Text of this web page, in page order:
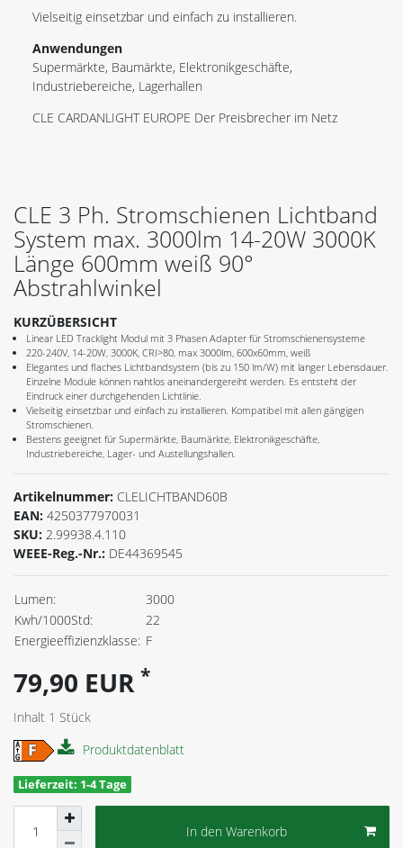
Vielseitig einsetzbar und einfach zu installieren.
Anwendungen
Supermärkte, Baumärkte, Elektronikgeschäfte,
Industriebereiche, Lagerhallen
CLE CARDANLIGHT EUROPE Der Preisbrecher im Netz
CLE 3 Ph. Stromschienen Lichtband
System max. 3000lm 14-20W 3000K
Länge 600mm weiß 90°
Abstrahlwinkel
KURZÜBERSICHT
Linear LED Tracklight Modul mit 3 Phasen Adapter für Stromschienensysteme
220-240V, 14-20W, 3000K, CRI>80, max 3000lm, 600x60mm, weiß
Elegantes und flaches Lichtbandsystem (bis zu 150 lm/W) mit langer Lebensdauer.
Einzelne Module können nahtlos aneinandergereiht werden. Es entsteht der
Eindruck einer durchgehenden Lichtlinie.
Vielseitig einsetzbar und einfach zu installieren. Kompatibel mit allen gängigen
Stromschienen.
Bestens geeignet für Supermärkte, Baumärkte, Elektronikgeschäfte,
Industriebereiche, Lager- und Austellungshallen.
Artikelnummer: CLELICHTBAND60B
EAN: 4250377970031
SKU: 2.99938.4.110
WEEE-Reg.-Nr.: DE44369545
Lumen:
3000
Kwh/1000Std:
22
Energieeffizienzklasse: F
79,90 EUR *
Inhalt 1 Stück
Produktdatenblatt
Lieferzeit: 1-4 Tage
In den Warenkorb